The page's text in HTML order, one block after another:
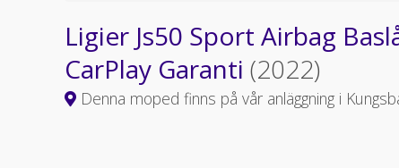
Ligier Js50 Sport Airbag
CarPlay Garanti (2022)
Denna moped finns på vår anläggning i